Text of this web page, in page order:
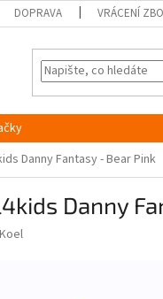
DOPRAVA VRÁCENÍ
Danny Fantasy - Bear Pink
Danny
Koel